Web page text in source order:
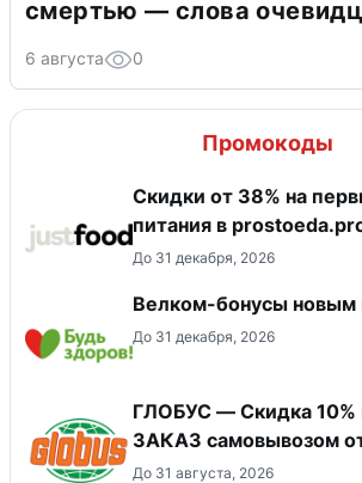
смертью — слова
6 августа 0
Промокоды
​Скидки от 38% на
питания в
До 31 декабря, 2026
Велком-бонусы новым
До 31 декабря, 2026
ГЛОБУС — Скидка 10% на ЛЮБОЙ
ЗАКАЗ самовывозом
До 31 августа, 2026